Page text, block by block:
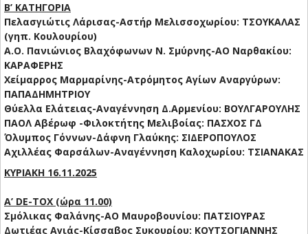
Β’ ΚΑΤΗΓΟΡΙΑ
Πελασγιώτις Λάρισας-Αστήρ Μελισσοχωρίου: ΤΣΟΥΚΑΛΑΣ
(γηπ. Κουλουρίου)
Α.Ο. Πανιώνιος Βλαχόφωνων Ν. Σμύρνης-ΑΟ Ναρθακίου:
ΚΑΡΑΦΕΡΗΣ
Χείμαρρος Μαρμαρίνης-Ατρόμητος Αγίων Αναργύρων:
ΠΑΠΑΔΗΜΗΤΡΙΟΥ
Θύελλα Ελάτειας-Αναγέννηση Δ.Αρμενίου: ΒΟΥΛΓΑΡΟΥΛΗΣ
ΠΑΟΛ Αβέρωφ -Φιλοκτήτης Μελιβοίας: ΠΑΣΧΟΣ ΓΔ
Όλυμπος Γόννων-Δάφνη Γλαύκης: ΣΙΔΕΡΟΠΟΥΛΟΣ
Αχιλλέας Φαρσάλων-Αναγέννηση Καλοχωρίου: ΤΣΙΑΝΑΚΑΣ
ΚΥΡΙΑΚΗ 16.11.2025
Α’ DE-TOX (ώρα 11.00)
Σμόλικας Φαλάνης-ΑΟ Μαυροβουνίου: ΠΑΤΣΙΟΥΡΑΣ
Δωτιέας Αγιάς-Κίσσαβος Συκουρίου: ΚΟΥΤΣΟΓΙΑΝΝΗΣ